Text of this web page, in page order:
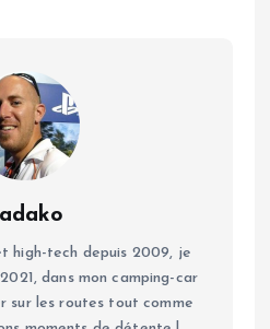
high-tech depuis 2009, je
dans mon camping-car
sur les routes tout comme